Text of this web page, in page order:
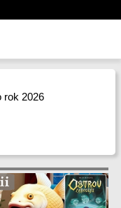
rok 2026